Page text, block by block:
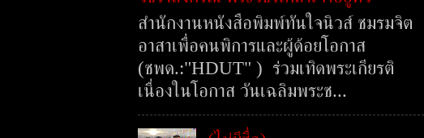
สำนักงานหนังสือพิมพ์ทันใจนิวส์ ชมรมจิต
อาสาเพื่อคนพิการและผู้ด้อยโอกาส
(ชพด.:"HDUT" ) ร่วมเทิดพระเกียรติ
เนื่องในโอกาส วันเฉลิมพระช...